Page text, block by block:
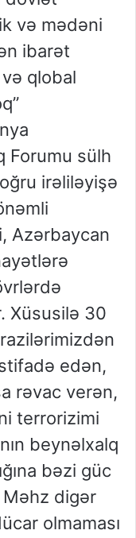
və mədəni
ibarət
və qlobal
Forumu sülh
irəliləyişə
Azərbaycan
Xüsusilə 30
edən,
rəvac verən,
terrorizimi
beynəlxalq
bəzi güc
digər
olmaması